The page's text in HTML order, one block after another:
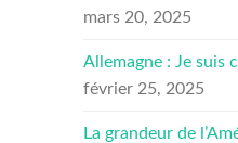
mars 20, 2025
Allemagne : Je suis
février 25, 2025
La grandeur de